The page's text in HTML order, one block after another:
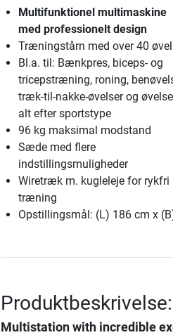
Multifunktionel multimaskine
med professionelt design
Træningstårn med over 40
Bl.a. til: Bænkpres, biceps- og
tricepstræning, roning,
træk-til-nakke-øvelser og
alt efter sportstype
96 kg maksimal modstand
Sæde med flere
indstillingsmuligheder
Wiretræk m. kugleleje for rykfri
træning
Opstillingsmål: (L) 186 cm x
Multistation with incredible